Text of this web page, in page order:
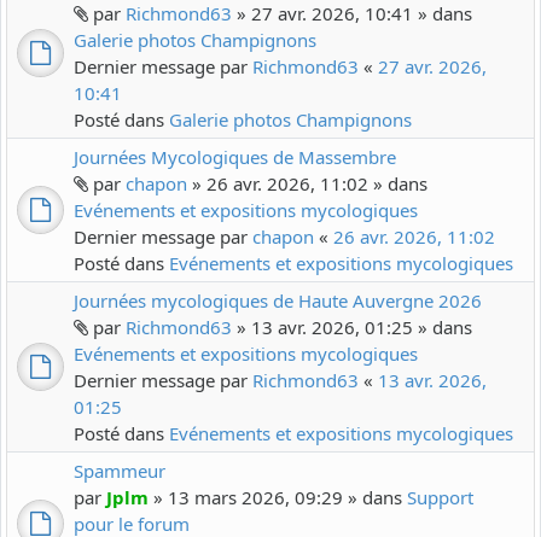
par Richmond63 » 27 avr. 2026, 10:41 » dans
Galerie photos Champignons
Dernier message par Richmond63 « 27 avr. 2026,
10:41
Posté dans Galerie photos Champignons
Journées Mycologiques de Massembre
par chapon » 26 avr. 2026, 11:02 » dans
Evénements et expositions mycologiques
Dernier message par chapon « 26 avr. 2026, 11:02
Posté dans Evénements et expositions mycologiques
Journées mycologiques de Haute Auvergne 2026
par Richmond63 » 13 avr. 2026, 01:25 » dans
Evénements et expositions mycologiques
Dernier message par Richmond63 « 13 avr. 2026,
01:25
Posté dans Evénements et expositions mycologiques
Spammeur
par Jplm » 13 mars 2026, 09:29 » dans Support
pour le forum